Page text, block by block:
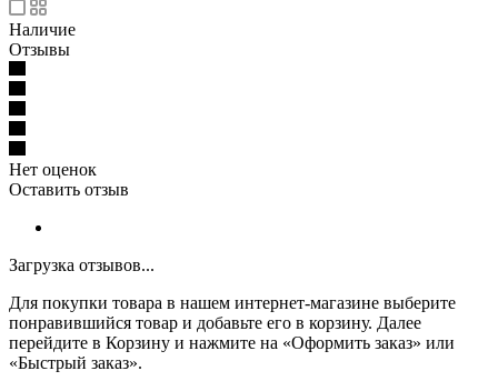
Наличие
Отзывы
Нет оценок
Оставить отзыв
Загрузка отзывов...
Для покупки товара в нашем интернет-магазине выберите
понравившийся товар и добавьте его в корзину. Далее
перейдите в Корзину и нажмите на «Оформить заказ» или
«Быстрый заказ».